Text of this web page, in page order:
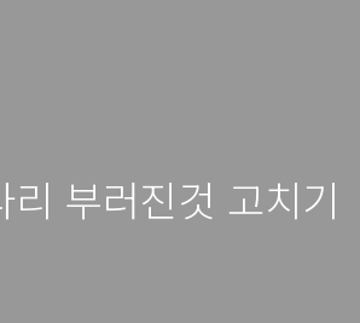
부러진것 고치기